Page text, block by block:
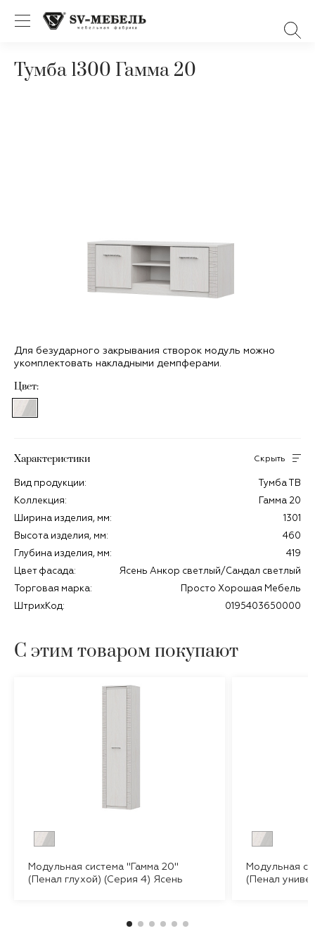
Тумба 1300 Гамма 20
Для безударного закрывания створок модуль можно
укомплектовать накладными демпферами.
Цвет:
Характеристики Скрыть
Вид продукции:
Тумба ТВ
Коллекция:
Гамма 20
Ширина изделия, мм:
1301
Высота изделия, мм:
460
Глубина изделия, мм:
419
Цвет фасада:
Ясень Анкор светлый/Сандал светлый
Торговая марка:
Просто Хорошая Мебель
ШтрихКод:
0195403650000
С этим товаром покупают
Модульная система "Гамма 20"
(Пенал глухой) (Серия 4) Ясень
Модульная
(Пенал